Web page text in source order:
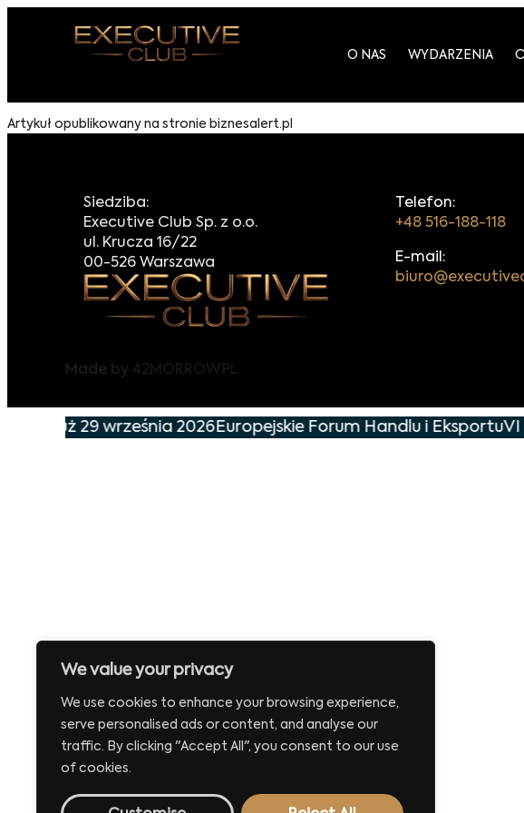
We value your privacy
We use cookies to enhance your browsing experience,
serve personalised ads or content, and analyse our
traffic. By clicking "Accept All", you consent to our use
of cookies.
O NAS WYDARZENIA
Artykuł opublikowany na stronie biznesalert.pl
Siedziba:
Executive Club Sp. z o.o.
ul. Krucza 16/22
00-526 Warszawa
Telefon:
+48 516-188-118
E-mail:
Made by 42MORROW.PL
już 29 września 2026Europejskie Forum Handlu i EksportuVI